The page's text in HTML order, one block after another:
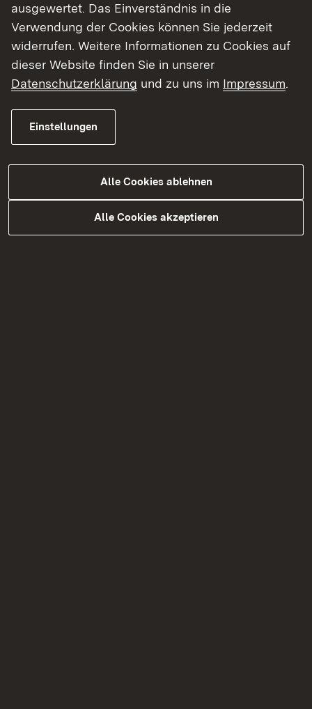
Projektmanagement, Gebietsbetreuung
und Sonderaufgaben
Technische Straßenverwaltung
Unsere Top-Themen
Radverkehr
ausgewertet. Das Einverständnis in die
Verwendung der Cookies können Sie jederzeit
widerrufen. Weitere Informationen zu Cookies auf
dieser Website finden Sie in unserer
Datenschutzerklärung und zu uns im Impressum.
Einstellungen
Alle Cookies ablehnen
Alle Cookies akzeptieren